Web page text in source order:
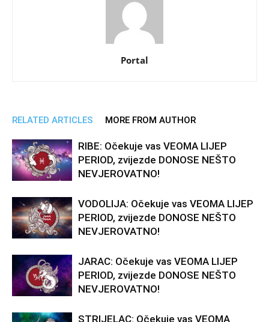
Portal
RELATED ARTICLES MORE FROM AUTHOR
RIBE: Očekuje vas VEOMA LIJEP
PERIOD, zvijezde DONOSE NEŠTO
NEVJEROVATNO!
VODOLIJA: Očekuje vas VEOMA LIJEP
PERIOD, zvijezde DONOSE NEŠTO
NEVJEROVATNO!
JARAC: Očekuje vas VEOMA LIJEP
PERIOD, zvijezde DONOSE NEŠTO
NEVJEROVATNO!
STRIJELAC: Očekuje vas VEOMA